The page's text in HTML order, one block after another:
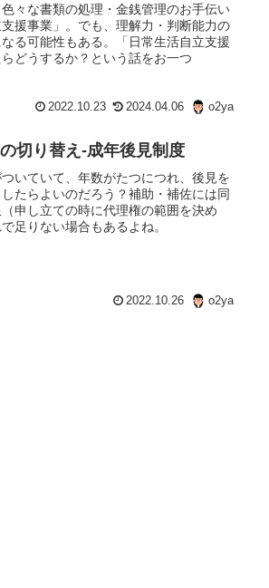
々な書類の処理・金銭管理のお手伝い
援事業」。でも、理解力・判断能力の
る可能性もある。「日常生活自立支援
どうするか？という話をお一つ
2022.10.23 2024.04.06 o2ya
切り替え-成年後見制度
いていて、年数がたつにつれ、後見を
たらよいのだろう？補助・補佐には同
申し立ての時に代理権の範囲を決め
足りない場合もあるよね。
2022.10.26 o2ya